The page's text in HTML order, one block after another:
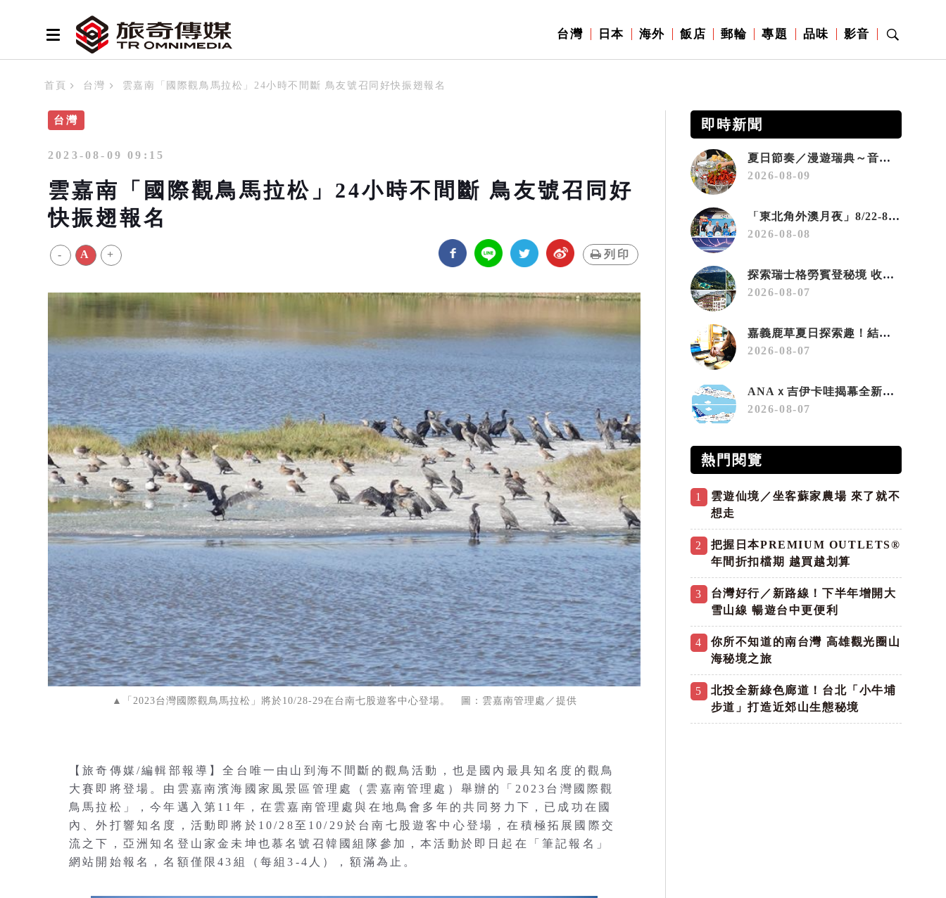
台灣 日本 海外 飯店 郵輪 專題 品味 影音
首頁 台灣 雲嘉南「國際觀鳥馬拉松」24小時不間斷 鳥友號召同好快振翅報名
台灣
2023-08-09 09:15
雲嘉南「國際觀鳥馬拉松」24小時不間斷 鳥友號召同好
快振翅報名
- A + 列印
▲「2023台灣國際觀鳥馬拉松」將於10/28-29在台南七股遊客中心登場。 圖：雲嘉南管理處／提供
【旅奇傳媒/編輯部報導】全台唯一由山到海不間斷的觀鳥活動，也是國內最具知名度的觀鳥
大賽即將登場。由雲嘉南濱海國家風景區管理處（雲嘉南管理處）舉辦的「2023台灣國際觀
鳥馬拉松」，今年邁入第11年，在雲嘉南管理處與在地鳥會多年的共同努力下，已成功在國
內、外打響知名度，活動即將於10/28至10/29於台南七股遊客中心登場，在積極拓展國際交
流之下，亞洲知名登山家金未坤也慕名號召韓國組隊參加，本活動於即日起在「筆記報名」
網站開始報名，名額僅限43組（每組3-4人），額滿為止。
即時新聞
夏日節奏／漫遊瑞典～音樂、療癒桑拿、美味歡樂螯蝦節
2026-08-09
「東北角外澳月夜」8/22-8/23浪漫登場 串聯五漁村、音樂、市集、火舞與慢旅共度夏夜
2026-08-08
探索瑞士格勞賓登秘境 收藏六種阿爾卑斯夏日療癒之旅
2026-08-07
嘉義鹿草夏日探索趣！結合科學、農場與自然的親子小旅行
2026-08-07
ANAｘ吉伊卡哇揭幕全新彩繪機「Chiikawa JET」
2026-08-07
熱門閱覽
1
雲遊仙境／坐客蘇家農場 來了就不
想走
2
把握日本PREMIUM OUTLETS®
年間折扣檔期 越買越划算
3
台灣好行／新路線！下半年增開大
雪山線 暢遊台中更便利
4
你所不知道的南台灣 高雄觀光圈山
海秘境之旅
5
北投全新綠色廊道！台北「小牛埔
步道」打造近郊山生態秘境